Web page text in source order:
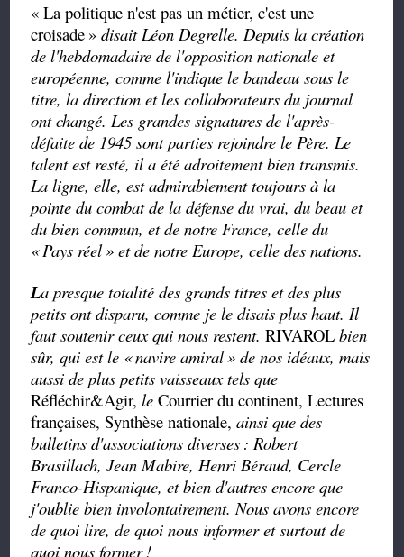
« La politique n'est pas un métier, c'est une
croisade »disait Léon Degrelle. Depuis la création
de l'hebdomadaire de l'opposition nationale et
européenne, comme l'indique le bandeau sous le
titre, la direction et les collaborateurs du journal
ont changé. Les grandes signatures de l'après-
défaite de 1945 sont parties rejoindre le Père. Le
talent est resté, il a été adroitement bien transmis.
La ligne, elle, est admirablement toujours à la
pointe du combat de la défense du vrai, du beau et
du bien commun, et de notre France, celle du
«Pays réel» et de notre Europe, celle des nations.
La presque totalité des grands titres et des plus
petits ont disparu, comme je le disais plus haut. Il
faut soutenir ceux qui nous restent.RIVAROLbien
sûr, qui est le «navire amiral» de nos idéaux, mais
aussi de plus petits vaisseaux tels que
Réfléchir&Agir,le Courrier du continent, Lectures
françaises, Synthèse nationale,ainsi que des
bulletins d'associations diverses : Robert
Brasillach, Jean Mabire, Henri Béraud, Cercle
Franco-Hispanique, et bien d'autres encore que
j'oublie bien involontairement. Nous avons encore
de quoi lire, de quoi nous informer et surtout de
quoi nous former!